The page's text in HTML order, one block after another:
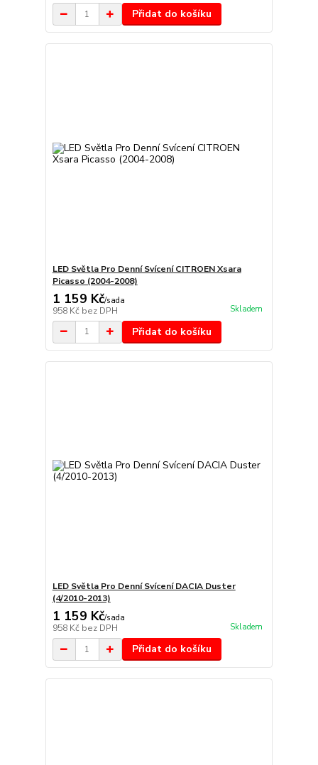
Přidat do košíku
LED Světla Pro Denní Svícení CITROEN Xsara
Picasso (2004-2008)
1 159 Kč/sada
958 Kč bez DPH Skladem
Přidat do košíku
LED Světla Pro Denní Svícení DACIA Duster
(4/2010-2013)
1 159 Kč/sada
958 Kč bez DPH Skladem
Přidat do košíku